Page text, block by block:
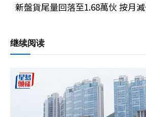
新盤貨尾量回落至1.68萬伙 按月
继续阅读